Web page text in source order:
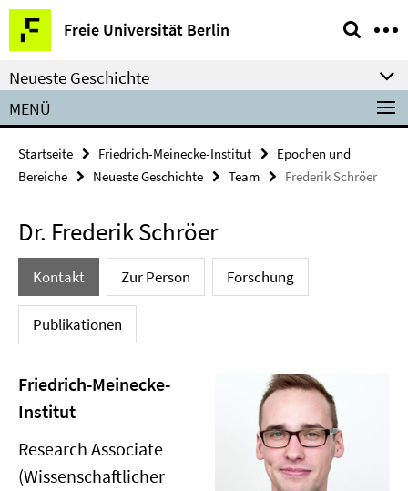
Springe
direkt
zu
Inhalt
Freie Universität Berlin
Service-
Navigation
Neueste Geschichte
MENÜ
Startseite Friedrich-Meinecke-Institut
Epochen und
Bereiche
Neueste Geschichte Team Frederik Schröer
Dr. Frederik Schröer
Kontakt Zur Person Forschung
Publikationen
Friedrich-Meinecke-
Institut
Research Associate
(Wissenschaftlicher